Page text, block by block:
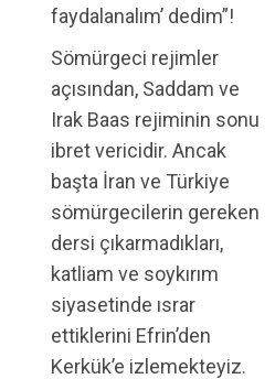
faydalanalım’ dedim”!
Sömürgeci rejimler
açısından, Saddam ve
Irak Baas rejiminin sonu
ibret vericidir. Ancak
başta İran ve Türkiye
sömürgecilerin gereken
dersi çıkarmadıkları,
katliam ve soykırım
siyasetinde ısrar
ettiklerini Efrin’den
Kerkük’e izlemekteyiz.